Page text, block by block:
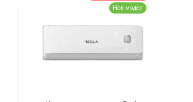
Нов модел